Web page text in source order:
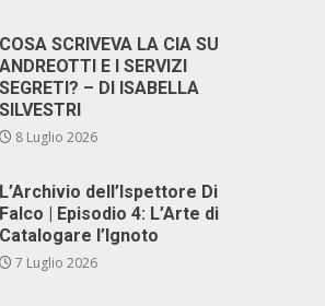
COSA SCRIVEVA LA CIA SU
ANDREOTTI E I SERVIZI
SEGRETI? – DI ISABELLA
SILVESTRI
8 Luglio 2026
L’Archivio dell’Ispettore Di
Falco | Episodio 4: L’Arte di
Catalogare l’Ignoto
7 Luglio 2026